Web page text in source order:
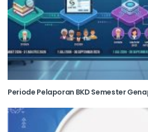
Periode Pelaporan BKD Semester